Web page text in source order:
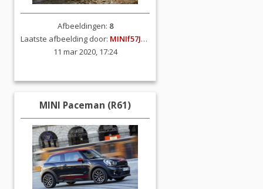
Afbeeldingen: 8
Laatste afbeelding door: MINIf57JCW
11 mar 2020, 17:24
MINI Paceman (R61)